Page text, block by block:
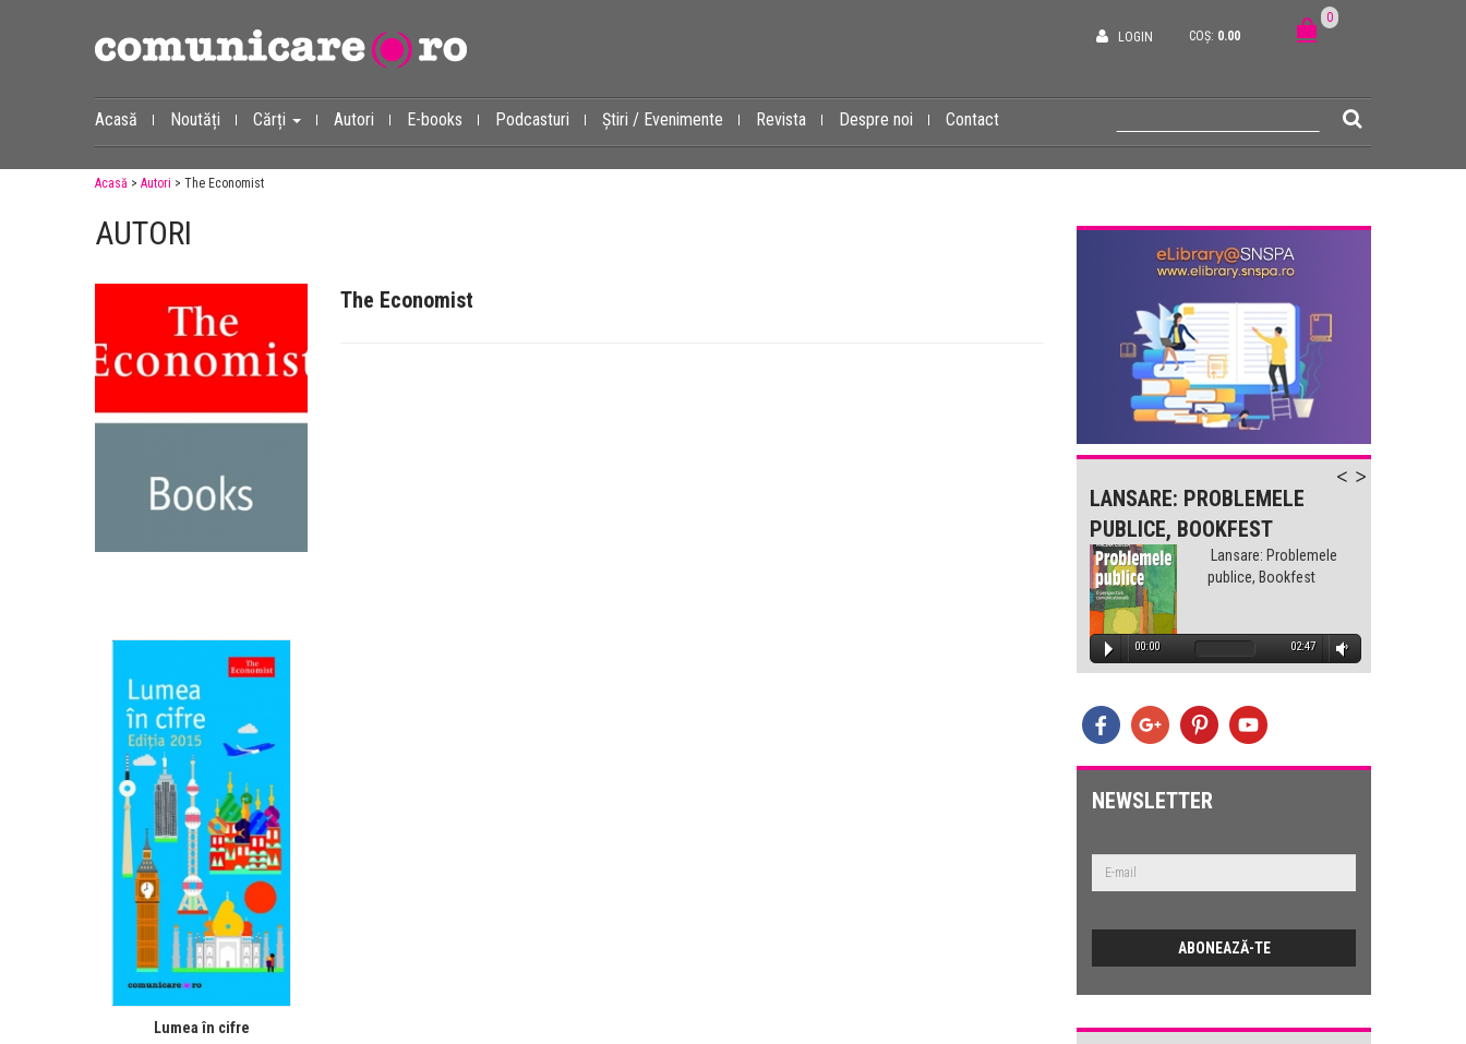
LOGIN COȘ: 0.00
0
Acasă Noutăți Cărți Autori E-books Podcasturi Știri / Evenimente Revista Despre noi Contact
Acasă > Autori > The Economist
AUTORI
The Economist
Lumea în cifre
LANSARE: PROBLEMELE
PUBLICE, BOOKFEST
Lansare: Problemele
publice, Bookfest
00:00 02:47
NEWSLETTER